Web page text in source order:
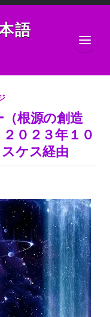
語
根源の創造
０２３年１０
ケス経由